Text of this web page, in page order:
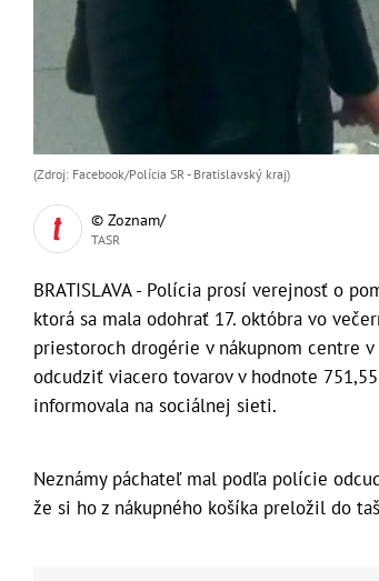
(Zdroj: Facebook/Polícia SR - Bratislavský kraj)
© Zoznam/
TASR
BRATISLAVA - Polícia prosí verejnosť o
ktorá sa mala odohrať 17. októbra vo
priestoroch drogérie v nákupnom centre
odcudziť viacero tovarov v hodnote
informovala na sociálnej sieti.
Neznámy páchateľ mal podľa polície
že si ho z nákupného košíka preložil do